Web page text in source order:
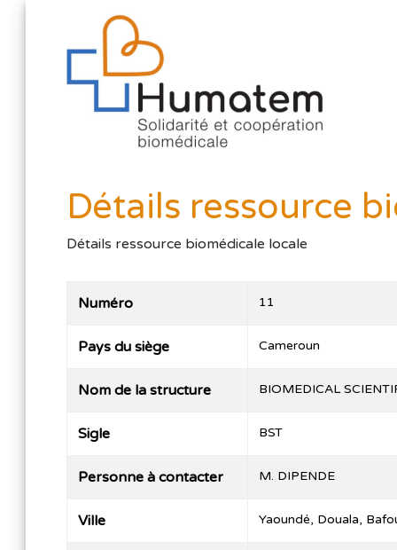
Détails ressource
Détails ressource biomédicale locale
Numéro 11
Pays du siège Cameroun
Nom de la structure BIOMEDICAL
Sigle BST
Personne à contacter M. DIPENDE
Ville Yaoundé, Douala,